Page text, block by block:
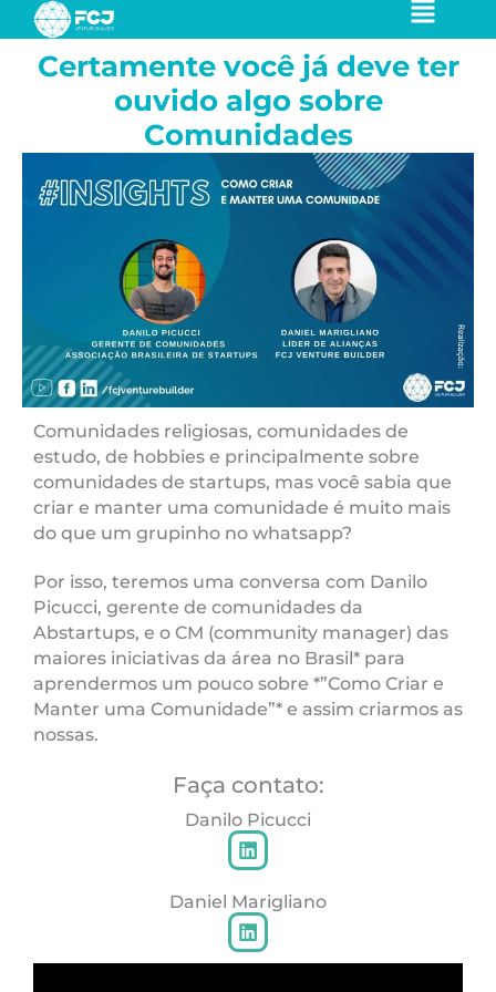
para
Certamente você já deve ter
ouvido algo sobre
Comunidades
Comunidades religiosas, comunidades de
estudo, de hobbies e principalmente sobre
comunidades de startups, mas você sabia que
criar e manter uma comunidade é muito mais
do que um grupinho no whatsapp?
Por isso, teremos uma conversa com Danilo
Picucci, gerente de comunidades da
Abstartups, e o CM (community manager) das
maiores iniciativas da área no Brasil* para
aprendermos um pouco sobre *”Como Criar e
Manter uma Comunidade”* e assim criarmos as
nossas.
Faça contato:
Danilo Picucci
L
i
k
e
d
i
Daniel Marigliano
L
i
n